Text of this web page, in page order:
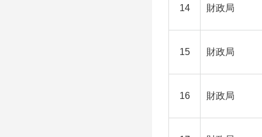
14 財政局
15 財政局
16 財政局